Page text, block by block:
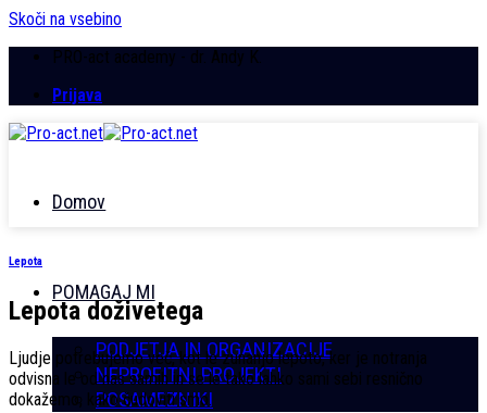
Skoči na vsebino
PRO-act academy - dr. Andy K.
Prijava
Domov
POMAGAJ MI
PODJETJA IN ORGANIZACIJE
NEPROFITNI PROJEKTI
POSAMEZNIKI
Lepota
Lepota doživetega
Ljudje potrebujemo več, kot le zunanjo lepoto, ker je notranja
odvisna le od nas samih in se le tako lahko sami sebi resnično
dokažemo, kako čudoviti smo.